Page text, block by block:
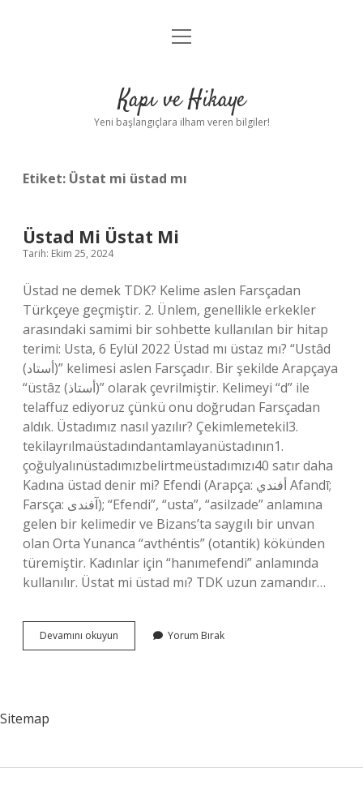
Anasayfa
Yasal Uyarı
menüyü
Kapı ve Hikaye
Yeni başlangıçlara ilham veren bilgiler!
Etiket: Üstat mi üstad mı
Üstad Mi Üstat Mi
Tarih: Ekim 25, 2024
Üstad ne demek TDK? Kelime aslen Farsçadan
Türkçeye geçmiştir. 2. Ünlem, genellikle erkekler
arasındaki samimi bir sohbette kullanılan bir hitap
terimi: Usta, 6 Eylül 2022 Üstad mı üstaz mı? “Ustâd
(أستاد)” kelimesi aslen Farsçadır. Bir şekilde Arapçaya
“üstâz (أستاذ)” olarak çevrilmiştir. Kelimeyi “d” ile
telaffuz ediyoruz çünkü onu doğrudan Farsçadan
aldık. Üstadımız nasıl yazılır? Çekimlemetekil3.
tekilayrılmaüstadındantamlayanüstadının1.
çoğulyalınüstadımızbelirtmeüstadımızı40 satır daha
Kadına üstad denir mi? Efendi (Arapça: أفندي Afandī;
Farsça: آفندی‎); “Efendi”, “usta”, “asilzade” anlamına
gelen bir kelimedir ve Bizans’ta saygılı bir unvan
olan Orta Yunanca “avthéntis” (otantik) kökünden
türemiştir. Kadınlar için “hanımefendi” anlamında
kullanılır. Üstat mi üstad mı? TDK uzun zamandır…
Devamını okuyun
Mi
Yorum Bırak
Sitemap